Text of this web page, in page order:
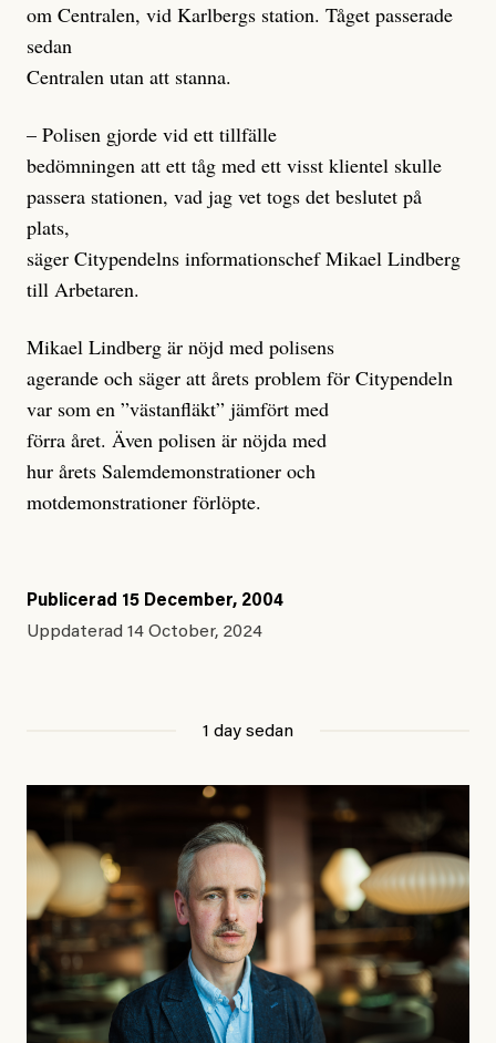
om Centralen, vid Karlbergs station. Tåget passerade
sedan
Centralen utan att stanna.
– Polisen gjorde vid ett tillfälle
bedömningen att ett tåg med ett visst klientel skulle
passera stationen, vad jag vet togs det beslutet på
plats,
säger Citypendelns informationschef Mikael Lindberg
till Arbetaren.
Mikael Lindberg är nöjd med polisens
agerande och säger att årets problem för Citypendeln
var som en ”västanfläkt” jämfört med
förra året. Även polisen är nöjda med
hur årets Salemdemonstrationer och
motdemonstrationer förlöpte.
Publicerad 15 December, 2004
Uppdaterad 14 October, 2024
1 day sedan